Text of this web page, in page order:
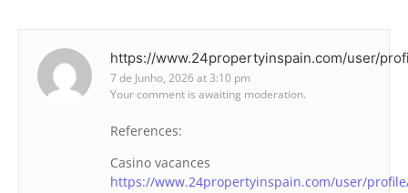
https://www.24propertyinspain.com/user/
7 de Junho, 2026 at 3:10 pm
Your comment is awaiting moderation.
References:
Casino vacances
https://www.24propertyinspain.com/user/